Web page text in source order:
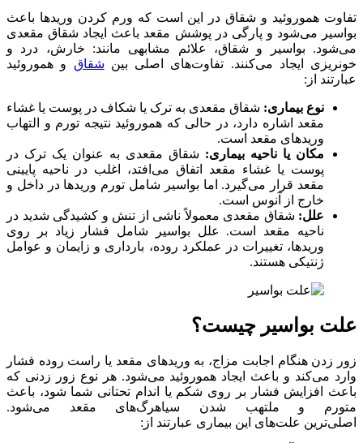
تفاوت هموروئید و شقاق در این است که ورم کردن وریدها باعث
بواسیر می‌شود و پارگی در پوشش مقعد باعث ایجاد شقاق مقعدی
می‌شود. بواسیر و شقاق، علائم مشابهی مانند: خارش، درد و
خونریزی ایجاد می‌کنند. تفاوت‌های اصلی بین شقاق و هموروئید
عبارتند از:
نوع بیماری: شقاق مقعدی به ترک یا شکاف در پوست یا غشاء
مقعد اشاره دارد، در حالی که هموروئید نتیجه تورم و التهاب
وریدهای مقعد است.
مکان یا ناحیه بیماری: شقاق مقعدی به عنوان یک ترک در
پوست یا غشاء مقعد اتفاق می‌افتد، اغلب در ناحیه پایینی
مقعد قرار می‌گیرد. اما بواسیر شامل تورم وریدها در داخل و
خارج از آنوس است.
علل: شقاق مقعدی معمولاً ناشی از تنش و کشیدگی شدید در
ناحیه مقعد است. علل بواسیر شامل فشار زیاد بر روی
وریدها، تغییرات در عملکرد روده، بارداری و زایمان و عوامل
ژنتیکی هستند.
علت بواسیر چیست؟
زور زدن هنگام اجابت مزاج، به وریدهای مقعد یا راست روده فشار
وارد می‌کند و باعث ایجاد هموروئید می‌شود. هر نوع زور زدنی که
باعث افزایش فشار بر روی شکم یا اندام تحتانی شما شود، باعث
متورم و ملتهب شدن سیاهرگ‌های مقعد می‌شود.
اصلی‌ترین علت‌های این بیماری عبارتند از: